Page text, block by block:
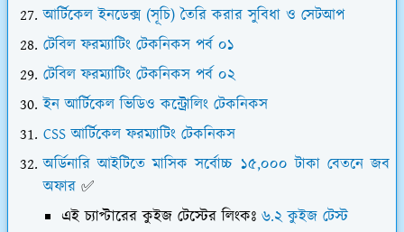
আর্টিকেল ইনডেক্স (সূচি) তৈরি করার সুবিধা ও সেটআপ
টেবিল ফরম্যাটিং টেকনিকস পর্ব ০১
টেবিল ফরম্যাটিং টেকনিকস পর্ব ০২
ইন আর্টিকেল ভিডিও কন্ট্রোলিং টেকনিকস
CSS আর্টিকেল ফরম্যাটিং টেকনিকস
অর্ডিনারি আইটিতে মাসিক সর্বোচ্চ ১৫,০০০ টাকা বেতনে জব
অফার ✅
এই চ্যাপ্টারের কুইজ টেস্টের লিংকঃ ৬.২ কুইজ টেস্ট